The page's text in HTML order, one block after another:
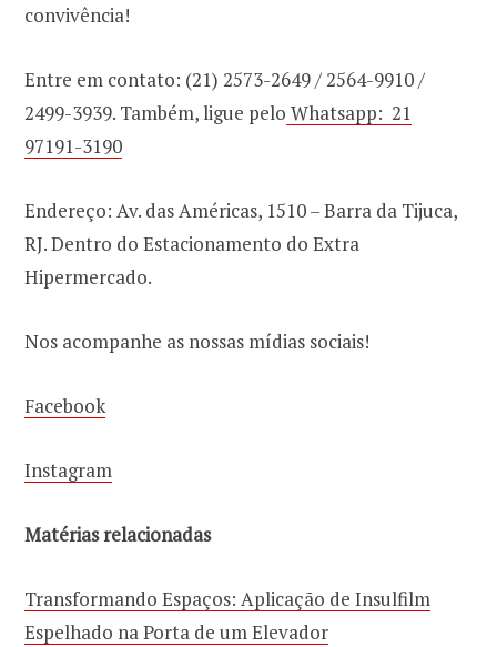
convivência!
Entre em contato: (21) 2573-2649 / 2564-9910 /
2499-3939. Também, ligue pelo Whatsapp: 21
97191-3190
Endereço: Av. das Américas, 1510 – Barra da Tijuca,
RJ. Dentro do Estacionamento do Extra
Hipermercado.
Nos acompanhe as nossas mídias sociais!
Facebook
Instagram
Matérias relacionadas
Transformando Espaços: Aplicação de Insulfilm
Espelhado na Porta de um Elevador